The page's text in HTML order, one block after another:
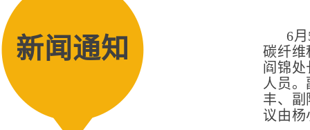
新闻通知
6
碳纤维
阎锦
人员
丰、
议由